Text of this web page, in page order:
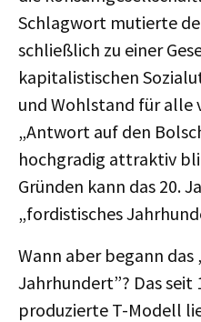
Schlagwort mutierte
schließlich zu einer
kapitalistischen
und Wohlstand für alle
„Antwort auf den
hochgradig attraktiv
Gründen kann das 20.
„fordistisches
Wann aber begann das
Jahrhundert”? Das seit
produzierte T-Modell